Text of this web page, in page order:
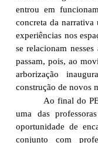
entrou em
concreta da narrativa
experiências nos
se relacionam
passam, pois, ao
arborização
construção de novos
Ao final do
uma das
oportunidade de
conjunto com